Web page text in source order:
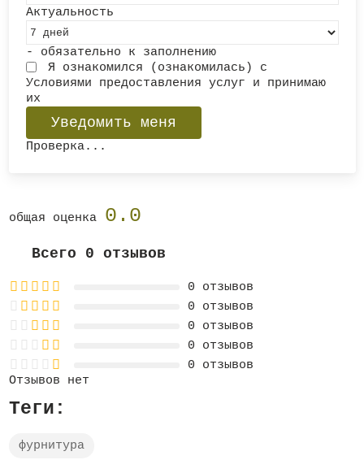
Актуальность
- обязательно к заполнению
Я ознакомился (ознакомилась) с
Условиями предоставления услуг и принимаю
их
Проверка...
0.0
общая оценка
Всего 0 отзывов
0 отзывов
0 отзывов
0 отзывов
0 отзывов
0 отзывов
Отзывов нет
Теги:
фурнитура